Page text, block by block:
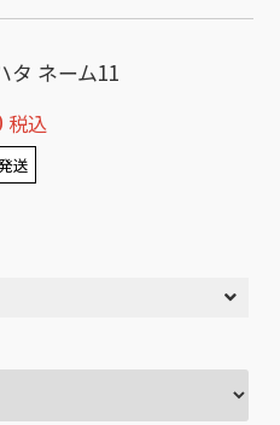
タ ネーム11
税込
送